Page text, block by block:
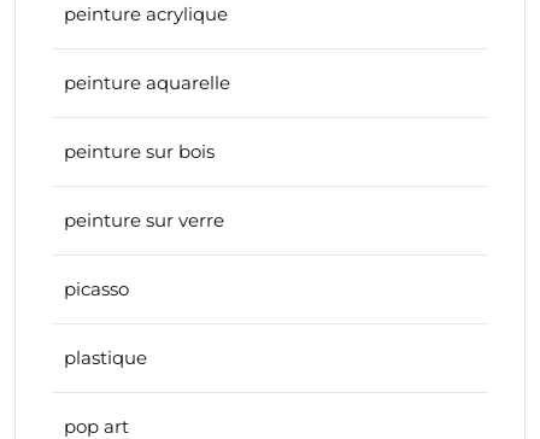
peinture acrylique
peinture aquarelle
peinture sur bois
peinture sur verre
picasso
plastique
pop art